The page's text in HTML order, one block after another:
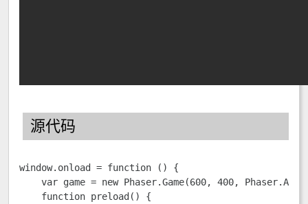
源代码
window.onload = function () {
var game = new Phaser.Game(600, 400,
    function preload() {